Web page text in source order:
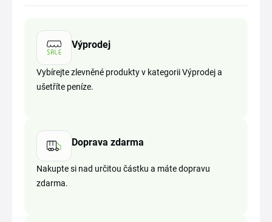
Výprodej
Vybírejte zlevněné produkty v kategorii Výprodej a
ušetříte peníze.
Doprava zdarma
Nakupte si nad určitou částku a máte dopravu
zdarma.